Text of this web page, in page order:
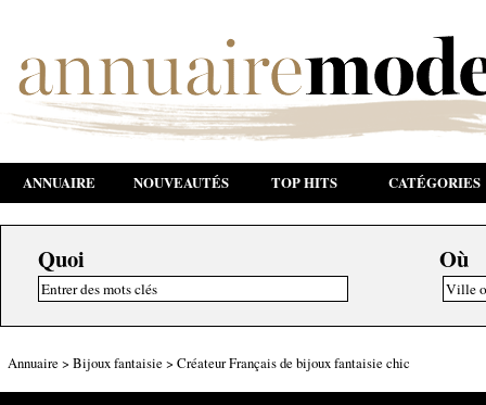
ANNUAIRE NOUVEAUTÉS TOP HITS CATÉGORIES
Quoi Où
Annuaire > Bijoux fantaisie > Créateur Français de bijoux fantaisie chic